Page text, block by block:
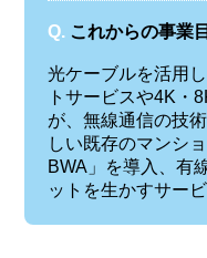
Q. これからの事業
光ケーブルを活用
トサービスや4K・
が、無線通信の技
しい既存のマンシ
BWA」を導入、有
ットを生かすサー